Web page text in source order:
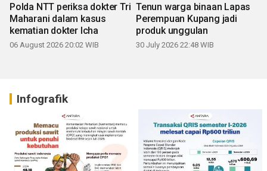
Polda NTT periksa dokter Tri
Maharani dalam kasus
kematian dokter Icha
06 August 2026 20:02 WIB
Tenun warga binaan Lapas
Perempuan Kupang jadi
produk unggulan
30 July 2026 22:48 WIB
Infografik